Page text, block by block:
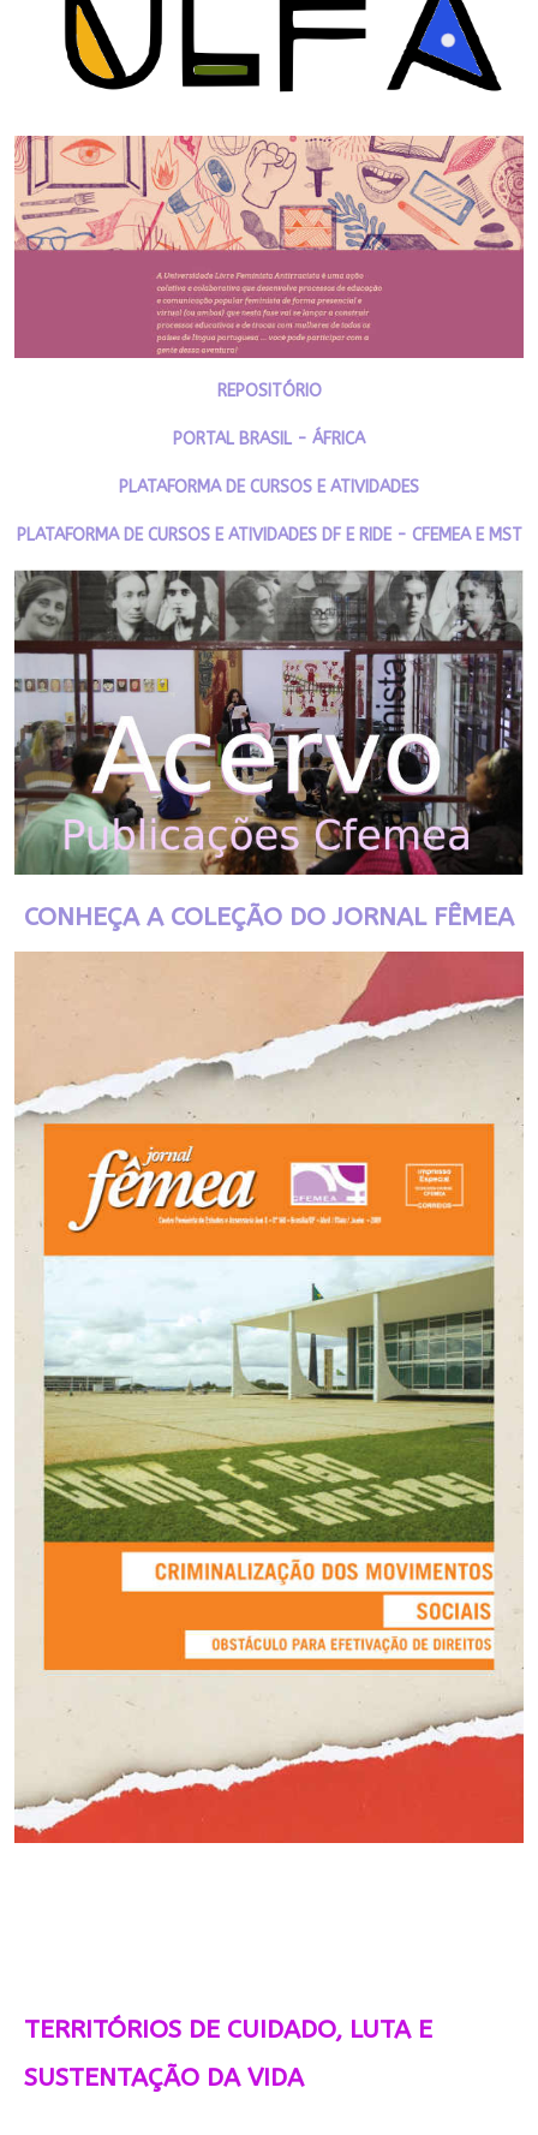
REPOSITÓRIO
PORTAL BRASIL - ÁFRICA
PLATAFORMA DE CURSOS E ATIVIDADES
PLATAFORMA DE CURSOS E ATIVIDADES DF E RIDE - CFEMEA E MST
CONHEÇA A COLEÇÃO DO JORNAL FÊMEA
TERRITÓRIOS DE CUIDADO, LUTA E
SUSTENTAÇÃO DA VIDA